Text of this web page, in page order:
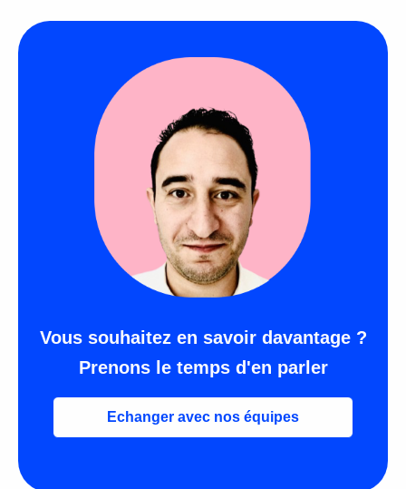
Vous souhaitez en savoir davantage ?
Prenons le temps d'en parler
Echanger avec nos équipes